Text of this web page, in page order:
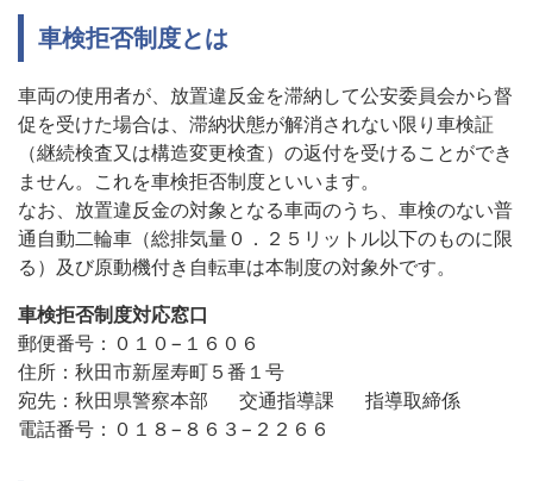
車検拒否制度とは
車両の使用者が、放置違反金を滞納して公安委員会から督
促を受けた場合は、滞納状態が解消されない限り車検証
（継続検査又は構造変更検査）の返付を受けることができ
ません。これを車検拒否制度といいます。
なお、放置違反金の対象となる車両のうち、車検のない普
通自動二輪車（総排気量０．２５リットル以下のものに限
る）及び原動機付き自転車は本制度の対象外です。
車検拒否制度対応窓口
郵便番号：０１０−１６０６
住所：秋田市新屋寿町５番１号
宛先：秋田県警察本部 交通指導課 指導取締係
電話番号：０１８−８６３−２２６６